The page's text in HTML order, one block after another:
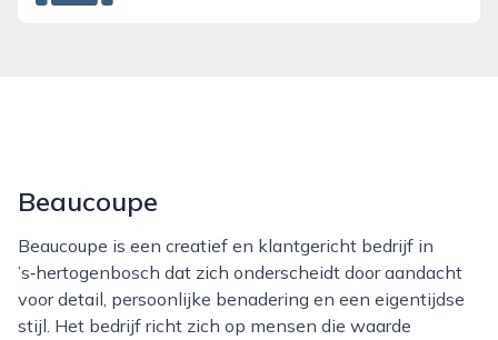
Beaucoupe
Beaucoupe is een creatief en klantgericht bedrijf in
’s‑hertogenbosch dat zich onderscheidt door aandacht
voor detail, persoonlijke benadering en een eigentijdse
stijl. Het bedrijf richt zich op mensen die waarde